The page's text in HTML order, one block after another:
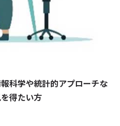
科学や統計的アプローチな
得たい方